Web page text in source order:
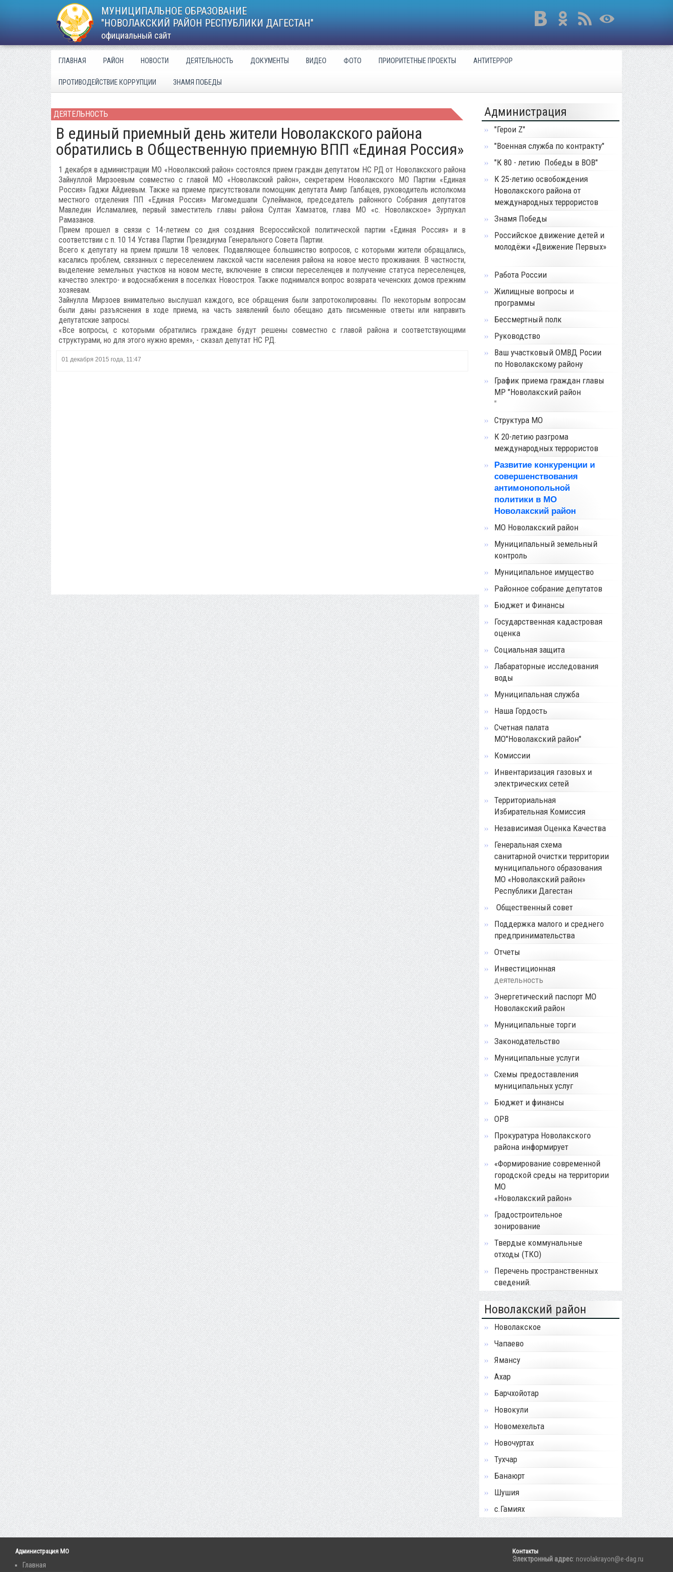
МУНИЦИПАЛЬНОЕ ОБРАЗОВАНИЕ
"НОВОЛАКСКИЙ РАЙОН РЕСПУБЛИКИ ДАГЕСТАН"
официальный сайт
ГЛАВНАЯ РАЙОН НОВОСТИ ДЕЯТЕЛЬНОСТЬ ДОКУМЕНТЫ ВИДЕО ФОТО ПРИОРИТЕТНЫЕ ПРОЕКТЫ АНТИТЕРРОР
ПРОТИВОДЕЙСТВИЕ КОРРУПЦИИ ЗНАМЯ ПОБЕДЫ
ДЕЯТЕЛЬНОСТЬ
В единый приемный день жители Новолакского района
обратились в Общественную приемную ВПП «Единая Россия»
1 декабря в администрации МО «Новолакский район» состоялся прием граждан депутатом НС РД от Новолакского района
Зайнуллой Мирзоевым совместно с главой МО «Новолакский район», секретарем Новолакского МО Партии «Единая
Россия» Гаджи Айдиевым. Также на приеме присутствовали помощник депутата Амир Галбацев, руководитель исполкома
местного отделения ПП «Единая Россия» Магомедшапи Сулейманов, председатель районного Собрания депутатов
Мавледин Исламалиев, первый заместитель главы района Султан Хамзатов, глава МО «с. Новолакское» Зурпукал
Рамазанов.
Прием прошел в связи с 14-летием со дня создания Всероссийской политической партии «Единая Россия» и в
соответствии с п. 10 14 Устава Партии Президиума Генерального Совета Партии.
Всего к депутату на прием пришли 18 человек. Подавляющее большинство вопросов, с которыми жители обращались,
касались проблем, связанных с переселением лакской части населения района на новое место проживания. В частности,
выделение земельных участков на новом месте, включение в списки переселенцев и получение статуса переселенцев,
качество электро- и водоснабжения в поселках Новостроя. Также поднимался вопрос возврата чеченских домов прежним
хозяевам.
Зайнулла Мирзоев внимательно выслушал каждого, все обращения были запротоколированы. По некоторым вопросам
были даны разъяснения в ходе приема, на часть заявлений было обещано дать письменные ответы или направить
депутатские запросы.
«Все вопросы, с которыми обратились граждане будут решены совместно с главой района и соответствующими
структурами, но для этого нужно время», - сказал депутат НС РД.
01 декабря 2015 года, 11:47
Администрация
"Герои Z"
"Военная служба по контракту"
"К 80 - летию Победы в ВОВ"
К 25-летию освобождения
Новолакского района от
международных террористов
Знамя Победы
Российское движение детей и
молодёжи «Движение Первых»
Работа России
Жилищные вопросы и
программы
Бессмертный полк
Руководство
Ваш участковый ОМВД Росии
по Новолакскому району
График приема граждан главы
МР "Новолакский район
"
Структура МО
К 20-летию разгрома
международных террористов
Развитие конкуренции и
совершенствования
антимонопольной
политики в МО
Новолакский район
МО Новолакский район
Муниципальный земельный
контроль
Муниципальное имущество
Районное собрание депутатов
Бюджет и Финансы
Государственная кадастровая
оценка
Социальная защита
Лабараторные исследования
воды
Муниципальная служба
Наша Гордость
Счетная палата
МО"Новолакский район"
Комиссии
Инвентаризация газовых и
электрических сетей
Территориальная
Избирательная Комиссия
Независимая Оценка Качества
Генеральная схема
санитарной очистки территории
муниципального образования
МО «Новолакский район»
Республики Дагестан
Общественный совет
Поддержка малого и среднего
предпринимательства
Отчеты
Инвестиционная
деятельность
Энергетический паспорт МО
Новолакский район
Муниципальные торги
Законодательство
Муниципальные услуги
Схемы предоставления
муниципальных услуг
Бюджет и финансы
ОРВ
Прокуратура Новолакского
района информирует
«Формирование современной
городской среды на территории
МО
«Новолакский район»
Градостроительное
зонирование
Твердые коммунальные
отходы (ТКО)
Перечень пространственных
сведений.
Новолакский район
Новолакское
Чапаево
Ямансу
Ахар
Барчхойотар
Новокули
Новомехельта
Новочуртах
Тухчар
Банаюрт
Шушия
с.Гамиях
Администрация МО
Главная
Контакты
Электронный адрес: novolakrayon@e-dag.ru